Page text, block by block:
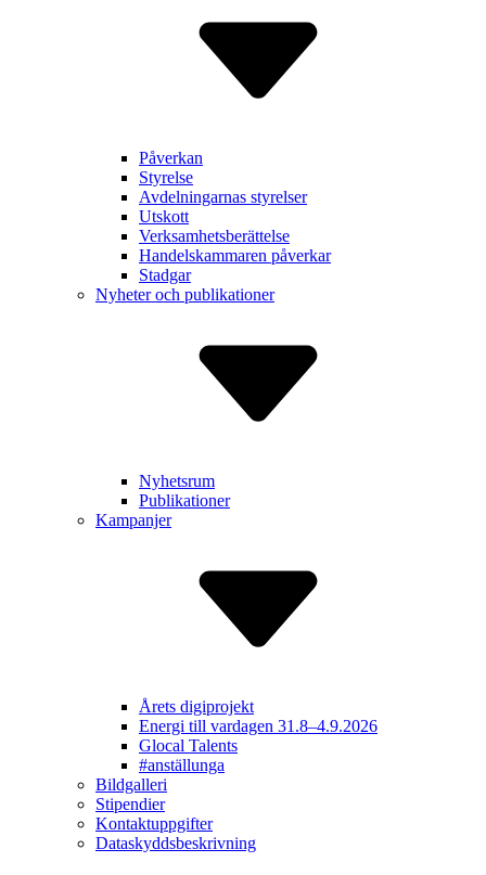
Påverkan
Styrelse
Avdelnin­garnas styrelser
Utskott
Verksam­hetsberätt­else
Handels­kammaren påverkar
Stadgar
Nyheter och publikationer
Nyhetsrum
Publikationer
Kampanjer
Årets digiprojekt
Energi till vardagen 31.8–4.9.2026
Glocal Talents
#anställunga
Bildgalleri
Stipendier
Kontakt­uppgifter
Dataskydds­beskrivning